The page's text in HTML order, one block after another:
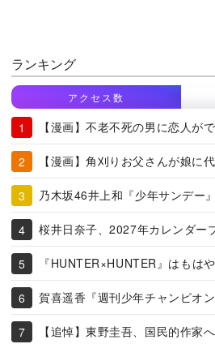
ランキング
アクセス数
【漫画】不老不死の男に恋人が
【漫画】角刈りお父さんが娘に
乃木坂46井上和『少年サンデー
桜井日奈子、2027年カレンダー
『HUNTER×HUNTER』はもは
賀喜遥香『週刊少年チャンピオ
【追悼】東野圭吾、国民的作家